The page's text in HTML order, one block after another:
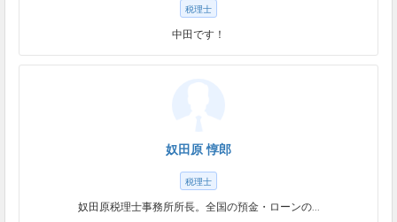
税理士
中田です！
奴田原 惇郎
税理士
奴田原税理士事務所所長。全国の預金・ローンの...